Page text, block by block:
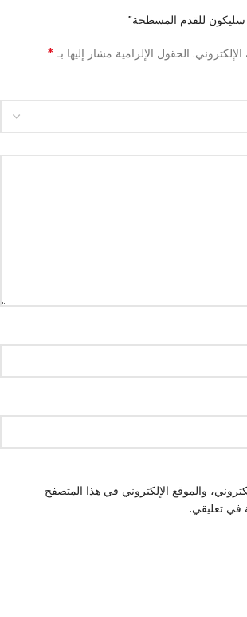
للقدم المسطحة”
الحقول الإلزامية مشار إليها بـ *
والموقع الإلكتروني في هذا المتصفح
في تعليقي.